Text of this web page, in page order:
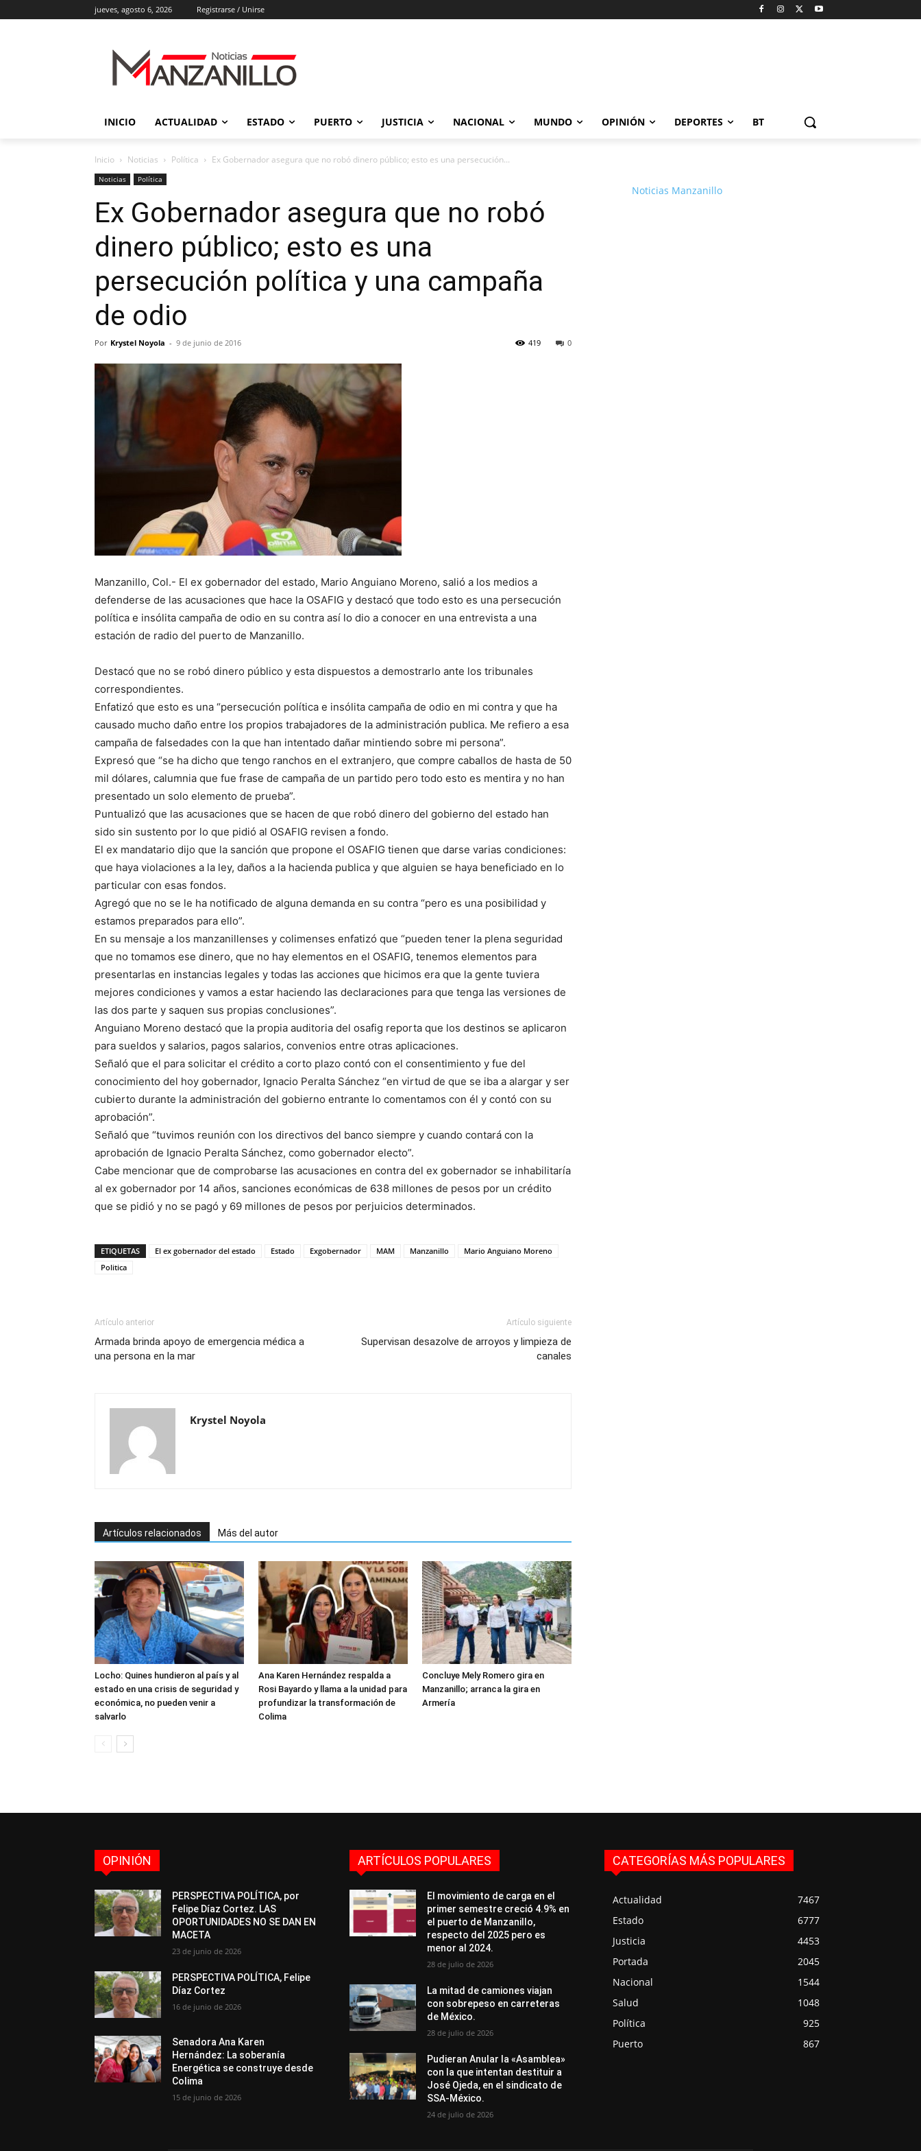
jueves, agosto 6, 2026 Registrarse / Unirse
INICIO ACTUALIDAD ESTADO PUERTO JUSTICIA NACIONAL MUNDO OPINIÓN DEPORTES BT
Inicio Noticias Política Ex Gobernador asegura que no robó dinero público; esto es una persecución...
Noticias Política
Ex Gobernador asegura que no robó
dinero público; esto es una
persecución política y una campaña
de odio
Por Krystel Noyola - 9 de junio de 2016 0
419
Manzanillo, Col.- El ex gobernador del estado, Mario Anguiano Moreno, salió a los medios a
defenderse de las acusaciones que hace la OSAFIG y destacó que todo esto es una persecución
política e insólita campaña de odio en su contra así lo dio a conocer en una entrevista a una
estación de radio del puerto de Manzanillo.
Destacó que no se robó dinero público y esta dispuestos a demostrarlo ante los tribunales
correspondientes.
Enfatizó que esto es una “persecución política e insólita campaña de odio en mi contra y que ha
causado mucho daño entre los propios trabajadores de la administración publica. Me refiero a esa
campaña de falsedades con la que han intentado dañar mintiendo sobre mi persona”.
Expresó que “se ha dicho que tengo ranchos en el extranjero, que compre caballos de hasta de 50
mil dólares, calumnia que fue frase de campaña de un partido pero todo esto es mentira y no han
presentado un solo elemento de prueba”.
Puntualizó que las acusaciones que se hacen de que robó dinero del gobierno del estado han
sido sin sustento por lo que pidió al OSAFIG revisen a fondo.
El ex mandatario dijo que la sanción que propone el OSAFIG tienen que darse varias condiciones:
que haya violaciones a la ley, daños a la hacienda publica y que alguien se haya beneficiado en lo
particular con esas fondos.
Agregó que no se le ha notificado de alguna demanda en su contra “pero es una posibilidad y
estamos preparados para ello”.
En su mensaje a los manzanillenses y colimenses enfatizó que “pueden tener la plena seguridad
que no tomamos ese dinero, que no hay elementos en el OSAFIG, tenemos elementos para
presentarlas en instancias legales y todas las acciones que hicimos era que la gente tuviera
mejores condiciones y vamos a estar haciendo las declaraciones para que tenga las versiones de
las dos parte y saquen sus propias conclusiones”.
Anguiano Moreno destacó que la propia auditoria del osafig reporta que los destinos se aplicaron
para sueldos y salarios, pagos salarios, convenios entre otras aplicaciones.
Señaló que el para solicitar el crédito a corto plazo contó con el consentimiento y fue del
conocimiento del hoy gobernador, Ignacio Peralta Sánchez “en virtud de que se iba a alargar y ser
cubierto durante la administración del gobierno entrante lo comentamos con él y contó con su
aprobación”.
Señaló que “tuvimos reunión con los directivos del banco siempre y cuando contará con la
aprobación de Ignacio Peralta Sánchez, como gobernador electo”.
Cabe mencionar que de comprobarse las acusaciones en contra del ex gobernador se inhabilitaría
al ex gobernador por 14 años, sanciones económicas de 638 millones de pesos por un crédito
que se pidió y no se pagó y 69 millones de pesos por perjuicios determinados.
ETIQUETAS El ex gobernador del estado Estado Exgobernador MAM Manzanillo
Mario Anguiano Moreno
Politica
Artículo anterior
Armada brinda apoyo de emergencia médica a
una persona en la mar
Artículo siguiente
Supervisan desazolve de arroyos y limpieza de
canales
Krystel Noyola
Artículos relacionados Más del autor
Locho: Quines hundieron al país y al
estado en una crisis de seguridad y
económica, no pueden venir a
salvarlo
Ana Karen Hernández respalda a
Rosi Bayardo y llama a la unidad para
profundizar la transformación de
Colima
Concluye Mely Romero gira en
Manzanillo; arranca la gira en
Armería
Noticias Manzanillo
OPINIÓN
PERSPECTIVA POLÍTICA, por
Felipe Díaz Cortez. LAS
OPORTUNIDADES NO SE DAN EN
MACETA
23 de junio de 2026
PERSPECTIVA POLÍTICA, Felipe
Díaz Cortez
16 de junio de 2026
Senadora Ana Karen
Hernández: La soberanía
Energética se construye desde
Colima
15 de junio de 2026
ARTÍCULOS POPULARES
El movimiento de carga en el
primer semestre creció 4.9% en
el puerto de Manzanillo,
respecto del 2025 pero es
menor al 2024.
28 de julio de 2026
La mitad de camiones viajan
con sobrepeso en carreteras
de México.
28 de julio de 2026
Pudieran Anular la «Asamblea»
con la que intentan destituir a
José Ojeda, en el sindicato de
SSA-México.
24 de julio de 2026
CATEGORÍAS MÁS POPULARES
Actualidad
7467
Estado
6777
Justicia
4453
Portada
2045
Nacional
1544
Salud
1048
Política
925
Puerto
867